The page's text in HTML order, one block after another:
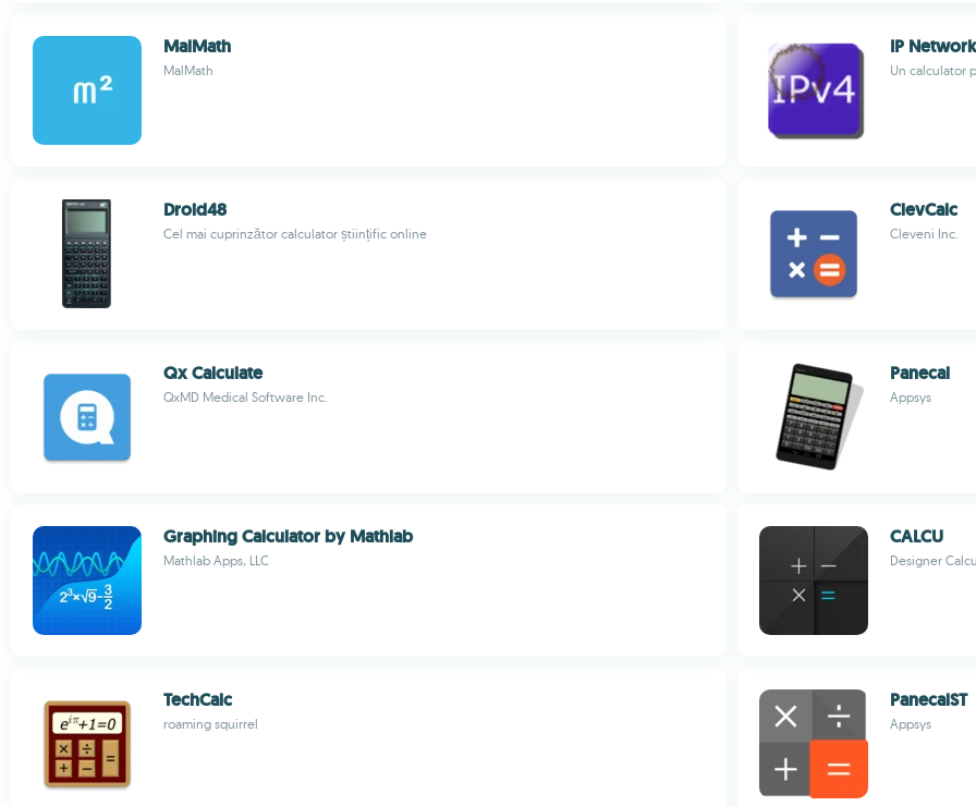
MalMath
MalMath
IP
Un calculator
Droid48
Cel mai cuprinzător calculator științific online
ClevCalc
Cleveni Inc.
Qx Calculate
QxMD Medical Software Inc.
Panecal
Appsys
Graphing Calculator by Mathlab
Mathlab Apps, LLC
CALCU
Designer
TechCalc
roaming squirrel
PanecalST
Appsys